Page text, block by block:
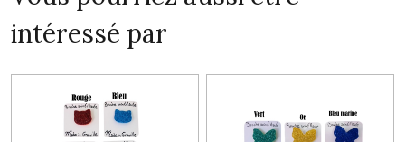
intéressé par